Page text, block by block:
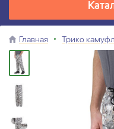
Главная Трико